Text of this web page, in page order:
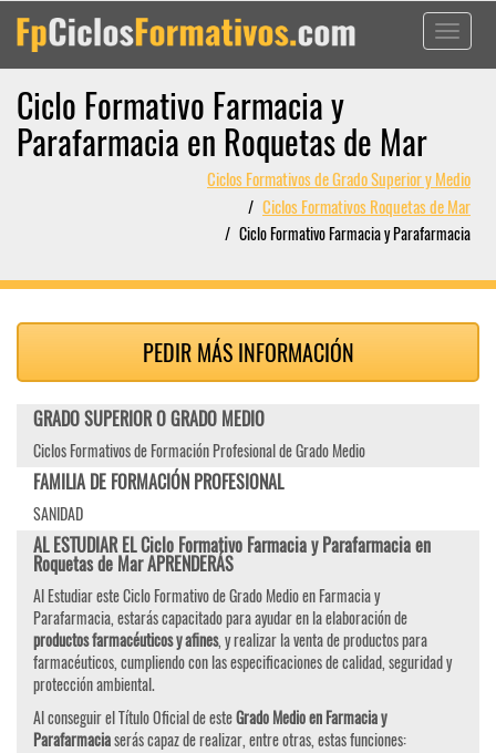
Toggle
Ciclo Formativo Farmacia y
Parafarmacia en Roquetas de Mar
Ciclos Formativos de Grado Superior y Medio
Ciclos Formativos Roquetas de Mar
Ciclo Formativo Farmacia y Parafarmacia
PEDIR MÁS INFORMACIÓN
GRADO SUPERIOR O GRADO MEDIO
Ciclos Formativos de Formación Profesional de Grado Medio
FAMILIA DE FORMACIÓN PROFESIONAL
SANIDAD
AL ESTUDIAR EL Ciclo Formativo Farmacia y Parafarmacia en
Roquetas de Mar APRENDERÁS
Al Estudiar este Ciclo Formativo de Grado Medio en Farmacia y
Parafarmacia, estarás capacitado para ayudar en la elaboración de
productos farmacéuticos y afines, y realizar la venta de productos para
farmacéuticos, cumpliendo con las especificaciones de calidad, seguridad y
protección ambiental.
Al conseguir el Título Oficial de esteGrado Medio en Farmacia y
Parafarmaciaserás capaz de realizar, entre otras, estas funciones: